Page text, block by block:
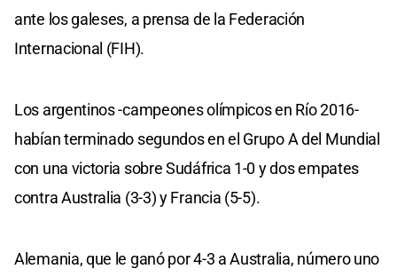
ante los galeses, a prensa de la Federación
Internacional (FIH).
Los argentinos -campeones olímpicos en Río 2016-
habían terminado segundos en el Grupo A del Mundial
con una victoria sobre Sudáfrica 1-0 y dos empates
contra Australia (3-3) y Francia (5-5).
Alemania, que le ganó por 4-3 a Australia, número uno